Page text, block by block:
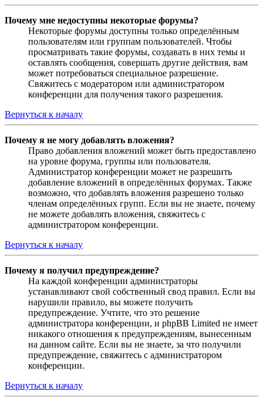
Почему мне недоступны некоторые форумы?
Некоторые форумы доступны только определённым
пользователям или группам пользователей. Чтобы
просматривать такие форумы, создавать в них темы и
оставлять сообщения, совершать другие действия, вам
может потребоваться специальное разрешение.
Свяжитесь с модератором или администратором
конференции для получения такого разрешения.
Вернуться к началу
Почему я не могу добавлять вложения?
Право добавления вложений может быть предоставлено
на уровне форума, группы или пользователя.
Администратор конференции может не разрешить
добавление вложений в определённых форумах. Также
возможно, что добавлять вложения разрешено только
членам определённых групп. Если вы не знаете, почему
не можете добавлять вложения, свяжитесь с
администратором конференции.
Вернуться к началу
Почему я получил предупреждение?
На каждой конференции администраторы
устанавливают свой собственный свод правил. Если вы
нарушили правило, вы можете получить
предупреждение. Учтите, что это решение
администратора конференции, и phpBB Limited не имеет
никакого отношения к предупреждениям, вынесенным
на данном сайте. Если вы не знаете, за что получили
предупреждение, свяжитесь с администратором
конференции.
Вернуться к началу